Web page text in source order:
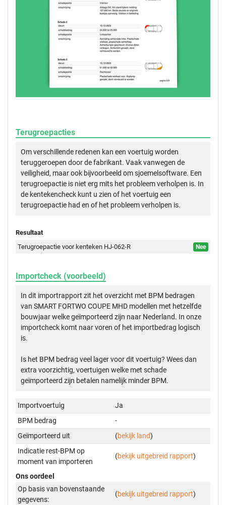
Terugroepacties
Om verschillende redenen kan een voertuig worden
teruggeroepen door de fabrikant. Vaak vanwegen de
veiligheid, maar ook bijvoorbeeld om sjoemelsoftware. Een
terugroepactie is niet erg mits het probleem verholpen is. In
de kentekencheck kunt u zien of het voertuig een
terugroepactie had en of het probleem verholpen is.
Resultaat
Terugroepactie voor kenteken HJ-062-R
Nee
Importcheck (voorbeeld)
In dit importrapport zit het overzicht met BPM bedragen
van SMART FORTWO COUPE MHD modellen met hetzelfde
bouwjaar welke geïmporteerd zijn naar Nederland. In onze
importcheck komt naar voren of het importbedrag logisch
is.
Is het BPM bedrag veel lager voor dit voertuig? Wees dan
extra voorzichtig, voertuigen welke met schade
geïmporteerd zijn betalen namelijk minder BPM.
Importvoertuig
Ja
BPM bedrag
-
Geïmporteerd uit
(bekijk land)
Indicatie rest-BPM op
moment van importeren
(bekijk uitgebreid rapport)
Ons oordeel
Op basis van bovenstaande
gegevens:
(bekijk uitgebreid rapport)